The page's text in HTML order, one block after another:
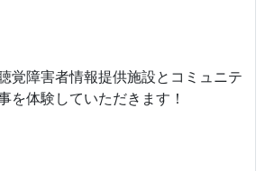
覚障害者情報提供施設とコミュニテ
を体験していただきます！